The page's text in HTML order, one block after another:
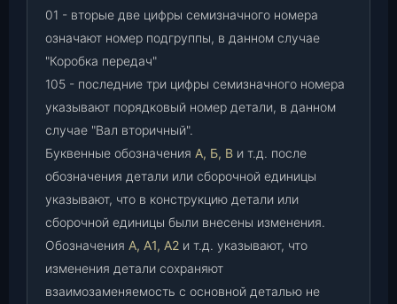
01 - вторые две цифры семизначного номера
означают номер подгруппы, в данном случае
"Коробка передач"
105 - последние три цифры семизначного номера
указывают порядковый номер детали, в данном
случае "Вал вторичный".
Буквенные обозначения А, Б, В и т.д. после
обозначения детали или сборочной единицы
указывают, что в конструкцию детали или
сборочной единицы были внесены изменения.
Обозначения А, А1, А2 и т.д. указывают, что
изменения детали сохраняют
взаимозаменяемость с основной деталью не